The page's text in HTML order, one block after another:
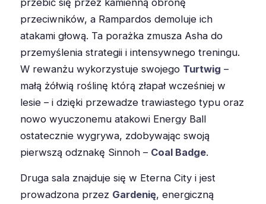
przeciwników, a Rampardos demoluje ich
atakami głową. Ta porażka zmusza Asha do
przemyślenia strategii i intensywnego treningu.
W rewanżu wykorzystuje swojego Turtwig –
małą żółwią roślinę którą złapał wcześniej w
lesie – i dzięki przewadze trawiastego typu oraz
nowo wyuczonemu atakowi Energy Ball
ostatecznie wygrywa, zdobywając swoją
pierwszą odznakę Sinnoh – Coal Badge.
Druga sala znajduje się w Eterna City i jest
prowadzona przez Gardenię, energiczną